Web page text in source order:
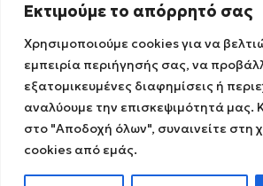
Εκτιμούμε το απόρρητό σας
Χρησιμοποιούμε cookies για να
εμπειρία περιήγησής σας, να
εξατομικευμένες διαφημίσεις ή
αναλύουμε την επισκεψιμότητά μας.
στο "Αποδοχή όλων", συναινείτε στη
cookies από εμάς.
Ωράριο λειτουργίας :
Diathermiki.gr © 2022
Αρ.